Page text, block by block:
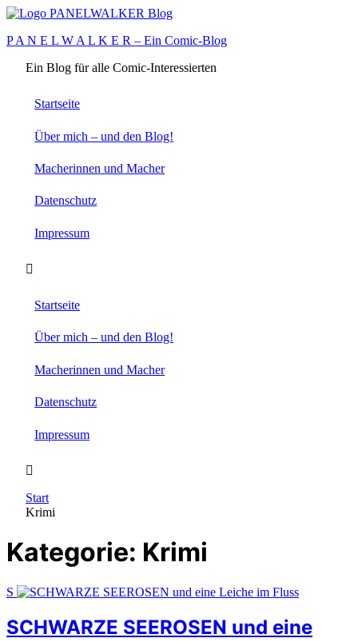
Zum
springen
P A N E L W A L K E R – Ein Comic-Blog
Ein Blog für alle Comic-Interessierten
Startseite
Über mich – und den Blog!
Macherinnen und Macher
Datenschutz
Impressum
Startseite
Über mich – und den Blog!
Macherinnen und Macher
Datenschutz
Impressum
Start
Krimi
Kategorie: Krimi
S
SCHWARZE SEEROSEN und eine